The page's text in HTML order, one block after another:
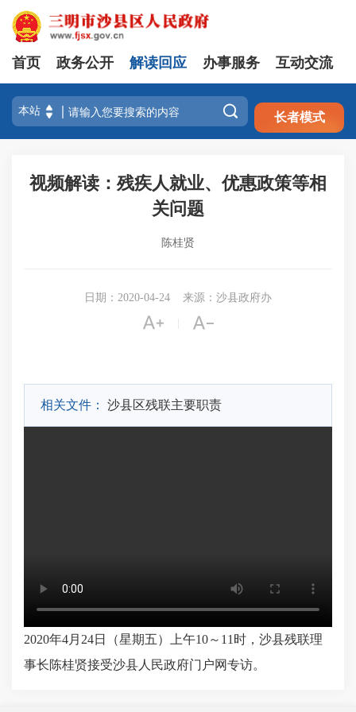
注册 登录
首页 政务公开 解读回应 办事服务 互动交流
 长者模式
视频解读：残疾人就业、优惠政策等相
关问题
陈桂贤
日期：2020-04-24 来源：沙县政府办
 
相关文件： 沙县区残联主要职责
2020年4月24日（星期五）上午10～11时，沙县残联理
事长陈桂贤接受沙县人民政府门户网专访。